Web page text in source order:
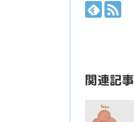
関連記事